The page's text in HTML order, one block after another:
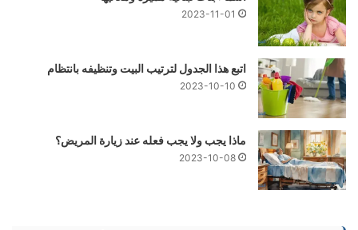
2023-11-01
اتبع هذا الجدول لترتيب البيت وتنظيفه بانتظام
2023-10-10
ماذا يجب ولا يجب فعله عند زيارة المريض؟
2023-10-08